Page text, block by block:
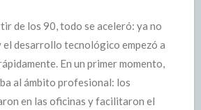
de los 90, todo se aceleró: ya no
desarrollo tecnológico empezó a
En un primer momento,
al ámbito profesional: los
en las oficinas y facilitaron el